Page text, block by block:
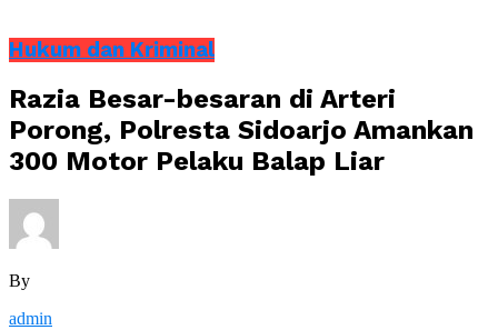
Hukum dan Kriminal
Razia Besar-besaran di Arteri
Porong, Polresta Sidoarjo Amankan
300 Motor Pelaku Balap Liar
By
admin